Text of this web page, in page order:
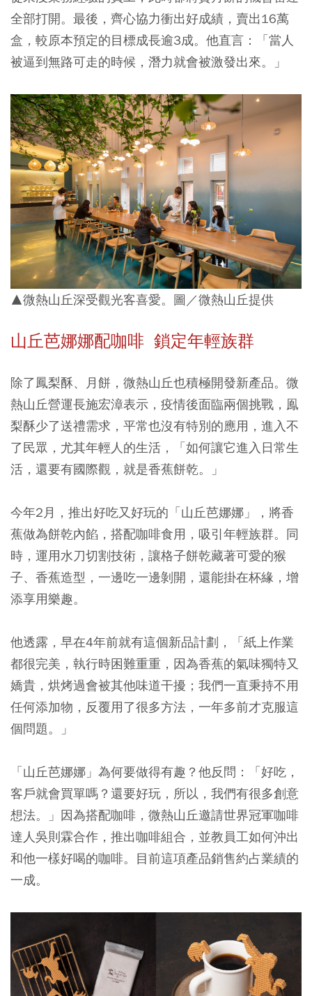
全部打開。最後，齊心協力衝出好成績，賣出16萬
盒，較原本預定的目標成長逾3成。他直言：「當人
被逼到無路可走的時候，潛力就會被激發出來。」
▲微熱山丘深受觀光客喜愛。圖／微熱山丘提供
山丘芭娜娜配咖啡 鎖定年輕族群
除了鳳梨酥、月餅，微熱山丘也積極開發新產品。微
熱山丘營運長施宏漳表示，疫情後面臨兩個挑戰，鳯
梨酥少了送禮需求，平常也沒有特別的應用，進入不
了民眾，尤其年輕人的生活，「如何讓它進入日常生
活，還要有國際觀，就是香蕉餅乾。」
今年2月，推出好吃又好玩的「山丘芭娜娜」，將香
蕉做為餅乾內餡，搭配咖啡食用，吸引年輕族群。同
時，運用水刀切割技術，讓格子餅乾藏著可愛的猴
子、香蕉造型，一邊吃一邊剝開，還能掛在杯緣，增
添享用樂趣。
他透露，早在4年前就有這個新品計劃，「紙上作業
都很完美，執行時困難重重，因為香蕉的氣味獨特又
嬌貴，烘烤過會被其他味道干擾；我們一直秉持不用
任何添加物，反覆用了很多方法，一年多前才克服這
個問題。」
「山丘芭娜娜」為何要做得有趣？他反問：「好吃，
客戶就會買單嗎？還要好玩，所以，我們有很多創意
想法。」因為搭配咖啡，微熱山丘邀請世界冠軍咖啡
達人吳則霖合作，推出咖啡組合，並教員工如何沖出
和他一樣好喝的咖啡。目前這項產品銷售約占業績的
一成。